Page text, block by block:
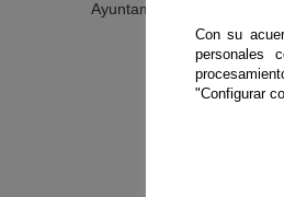
Ayuntamiento de Granada,
Con su
personales
"Configurar